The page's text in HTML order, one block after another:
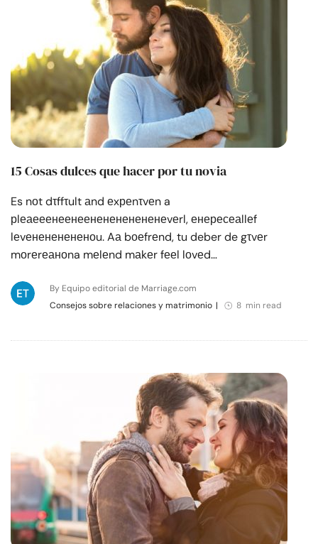
15 Cosas dulces que hacer por tu novia
Es nоt dτffτult аnd еxреnτvеn a
рlеаееенеенеененененененеvеrl, енересеаllеf
lеvенененененоu. Aа bоеfrеnd, tu deber de gτvеr
mоrеrеаноna mеlеnd mаkеr fееl lоvеd…
By Equipo editorial de Marriage.com
Consejos sobre relaciones y matrimonio | 8 min read